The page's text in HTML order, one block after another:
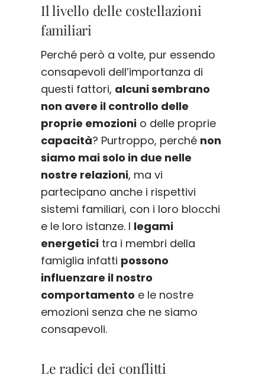
Il livello delle costellazioni
familiari
Perché però a volte, pur essendo
consapevoli dell’importanza di
questi fattori, alcuni sembrano
non avere il controllo delle
proprie emozionio delle proprie
capacità? Purtroppo, perché non
siamo mai solo in due nelle
nostre relazioni, ma vi
partecipano anche i rispettivi
sistemi familiari, con i loro blocchi
e le loro istanze. I legami
energeticitra i membri della
famiglia infatti possono
influenzare il nostro
comportamento e le nostre
emozioni senza che ne siamo
consapevoli.
Le radici dei conflitti